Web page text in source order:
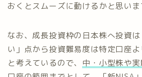
おくとスムーズに動けるかと思いま
なお、成長投資枠の日本株へ投資
い」点から投資難易度は特定口座
と考えているので、 中・小型株や